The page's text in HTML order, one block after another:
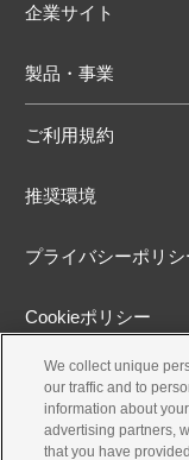
企業サイト
製品・事業
ご利用規約
推奨環境
プライバシーポリシ
Cookieポリシー
アクセシビリティ方
We collect unique
our traffic and to
information about
advertising partners,
that you have